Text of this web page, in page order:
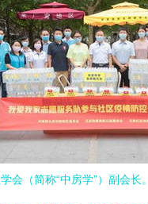
（简称“中房学”）副会